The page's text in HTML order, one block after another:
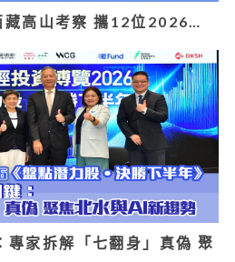
藏高山考察 攜12位2026…
專家拆解「七翻身」真偽 聚